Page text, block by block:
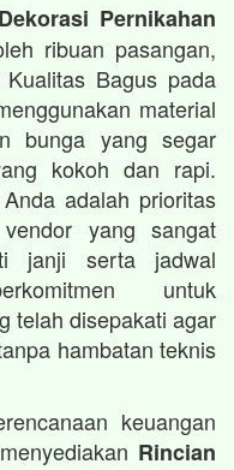
Pernikahan
ribuan pasangan,
Bagus pada
material
bunga yang segar
kokoh dan rapi.
adalah prioritas
yang sangat
janji serta jadwal
untuk
telah disepakati agar
hambatan teknis
keuangan
Rincian